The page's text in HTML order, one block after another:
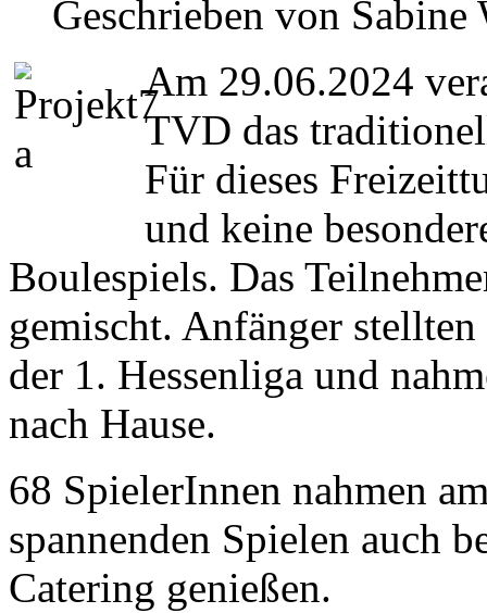
Geschrieben von Sabine
Am 29.06.2024
TVD das
Für dieses
und keine
Boulespiels. Das
gemischt. Anfänger
der 1. Hessenliga und
nach Hause.
68 SpielerInnen nahmen
spannenden Spielen auch
Catering genießen.